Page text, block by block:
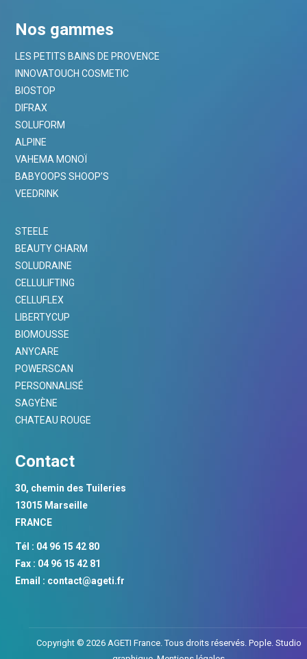
Nos gammes
LES PETITS BAINS DE PROVENCE
INNOVATOUCH COSMETIC
BIOSTOP
DIFRAX
SOLUFORM
ALPINE
VAHEMA MONOÏ
BABYOOPS SHOOP’S
VEEDRINK
STEELE
BEAUTY CHARM
SOLUDRAINE
CELLULIFTING
CELLUFLEX
LIBERTYCUP
BIOMOUSSE
ANYCARE
POWERSCAN
PERSONNALISÉ
SAGYÈNE
CHATEAU ROUGE
Contact
30, chemin des Tuileries
13015 Marseille
FRANCE
Tél : 04 96 15 42 80
Fax : 04 96 15 42 81
Email : contact@ageti.fr
Copyright © 2026 AGETI France. Tous droits réservés. Pople. Studio